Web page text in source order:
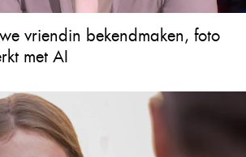
vriendin bekendmaken, foto
met AI